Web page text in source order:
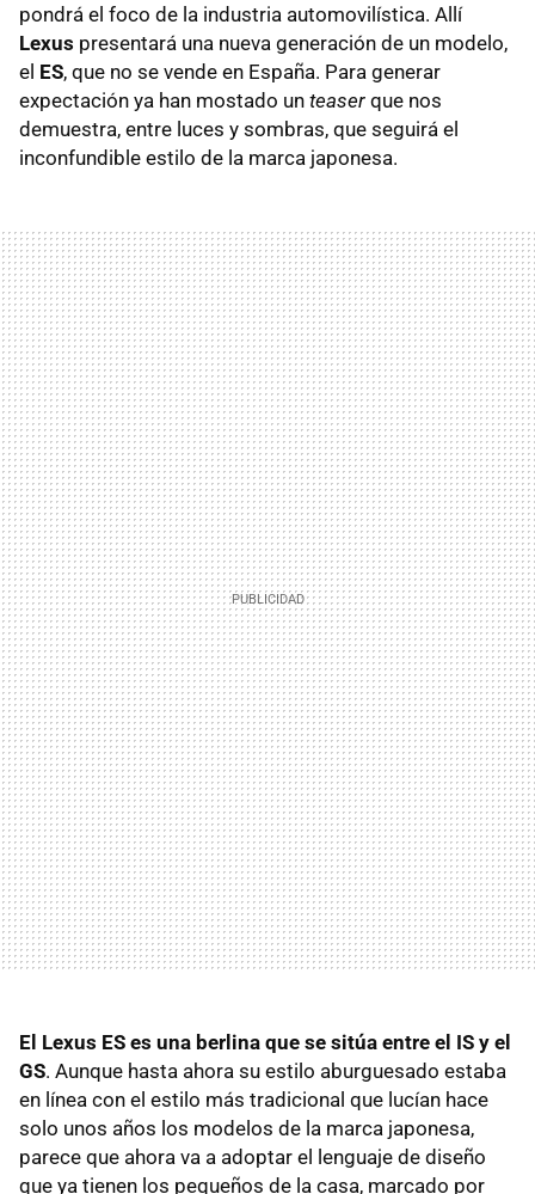
pondrá el foco de la industria automovilística. Allí
Lexus presentará una nueva generación de un modelo,
el ES, que no se vende en España. Para generar
expectación ya han mostado un teaser que nos
demuestra, entre luces y sombras, que seguirá el
inconfundible estilo de la marca japonesa.
El Lexus ES es una berlina que se sitúa entre el IS y el
GS. Aunque hasta ahora su estilo aburguesado estaba
en línea con el estilo más tradicional que lucían hace
solo unos años los modelos de la marca japonesa,
parece que ahora va a adoptar el lenguaje de diseño
que ya tienen los pequeños de la casa, marcado por